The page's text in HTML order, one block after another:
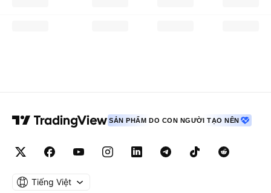
SẢN PHẨM DO CON NGƯỜI TẠO NÊN
Tiếng Việt